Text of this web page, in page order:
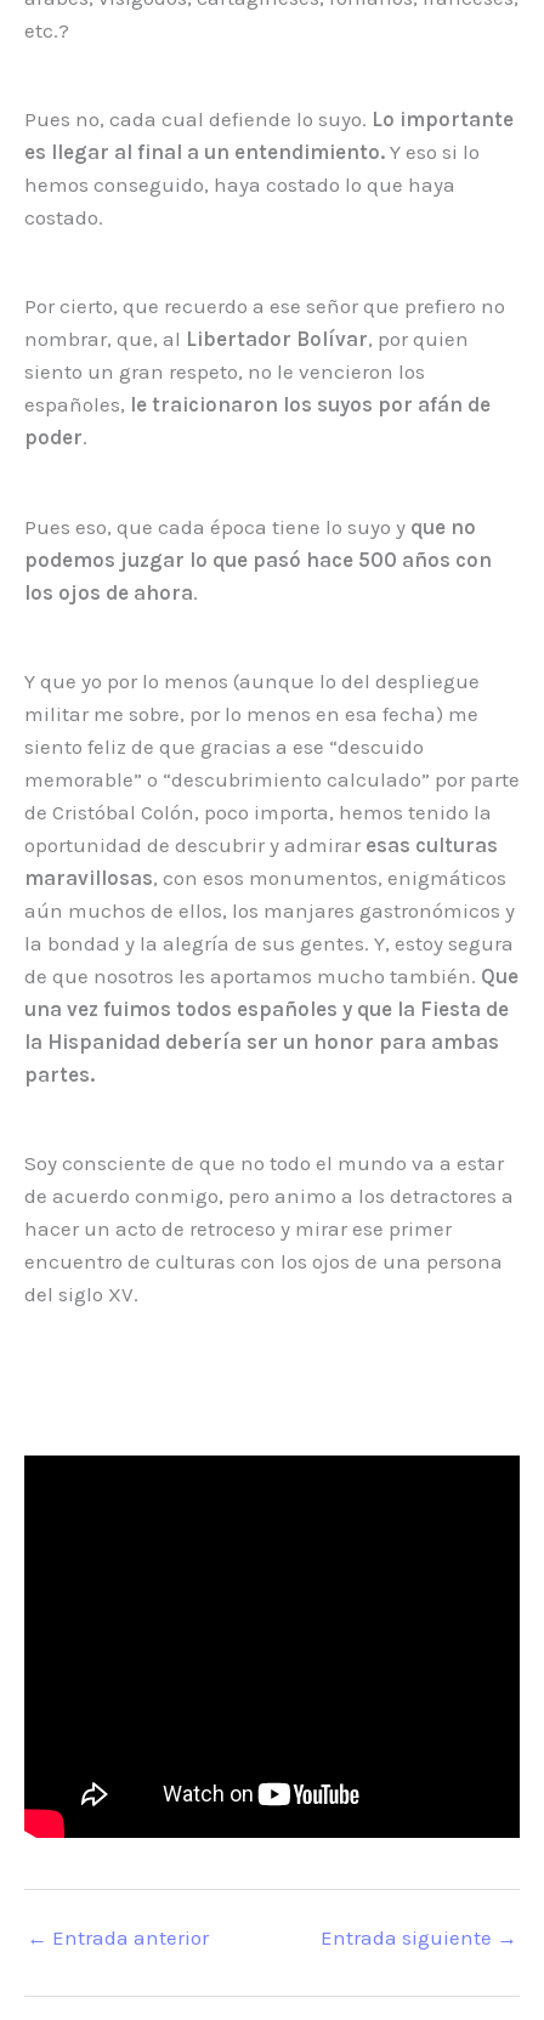
etc.?
Pues no, cada cual defiende lo suyo. Lo importante
es llegar al final a un entendimiento. Y eso si lo
hemos conseguido, haya costado lo que haya
costado.
Por cierto, que recuerdo a ese señor que prefiero no
nombrar, que, al Libertador Bolívar, por quien
siento un gran respeto, no le vencieron los
españoles, le traicionaron los suyos por afán de
poder.
Pues eso, que cada época tiene lo suyo y que no
podemos juzgar lo que pasó hace 500 años con
los ojos de ahora.
Y que yo por lo menos (aunque lo del despliegue
militar me sobre, por lo menos en esa fecha) me
siento feliz de que gracias a ese “descuido
memorable” o “descubrimiento calculado” por parte
de Cristóbal Colón, poco importa, hemos tenido la
oportunidad de descubrir y admirar esas culturas
maravillosas, con esos monumentos, enigmáticos
aún muchos de ellos, los manjares gastronómicos y
la bondad y la alegría de sus gentes. Y, estoy segura
de que nosotros les aportamos mucho también. Que
una vez fuimos todos españoles y que la Fiesta de
la Hispanidad debería ser un honor para ambas
partes.
Soy consciente de que no todo el mundo va a estar
de acuerdo conmigo, pero animo a los detractores a
hacer un acto de retroceso y mirar ese primer
encuentro de culturas con los ojos de una persona
del siglo XV.
← Entrada anterior Entrada siguiente →